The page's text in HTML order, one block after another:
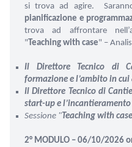
si trova ad agire.
pianificazione e
trova ad affrontare
" Teaching with case" –
Il Direttore Tecnico di
formazione e l’ambito in cui
Il Direttore Tecnico di
start-up e l’incantieramento
Sessione "Teaching with case
2° MODULO – 06/10/2026